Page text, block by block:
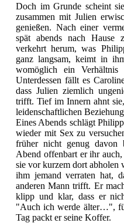
Doch im Grunde scheint
zusammen mit Julien
genießen. Nach einer
spät abends nach Hause
verkehrt herum, was
ganz langsam, keimt in
womöglich ein
Unterdessen fällt es
dass Julien ziemlich
trifft. Tief im Innern ahnt
leidenschaftlichen
Eines Abends schlägt
wieder mit Sex zu
früher nicht genug davon
Abend offenbart er ihr
sie vor kurzem dort abholen
ihm jemand verraten hat,
anderen Mann trifft. Er
klipp und klar, dass er
"Auch ich werde älter…",
Tag packt er seine Koffer.